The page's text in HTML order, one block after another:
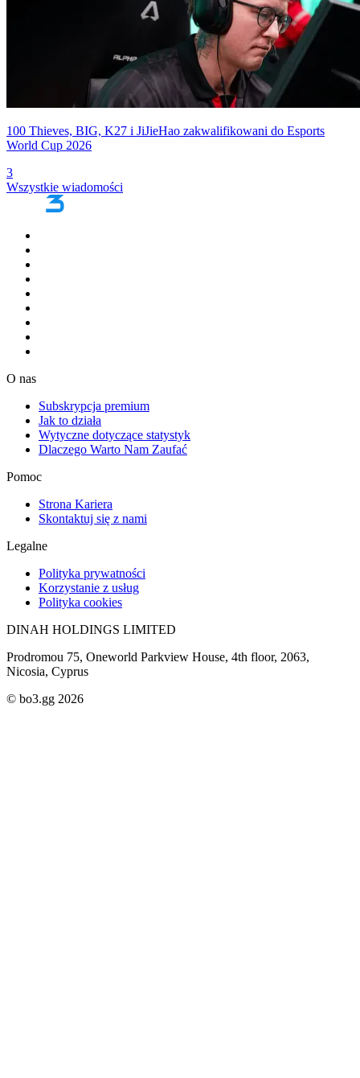
100 Thieves, BIG, K27 i JiJieHao zakwalifikowani do Esports
World Cup 2026
3
Wszystkie wiadomości
O nas
Subskrypcja premium
Jak to działa
Wytyczne dotyczące statystyk
Dlaczego Warto Nam Zaufać
Pomoc
Strona Kariera
Skontaktuj się z nami
Legalne
Polityka prywatności
Korzystanie z usług
Polityka cookies
DINAH HOLDINGS LIMITED
Prodromou 75, Oneworld Parkview House, 4th floor, 2063,
Nicosia, Cyprus
© bo3.gg 2026